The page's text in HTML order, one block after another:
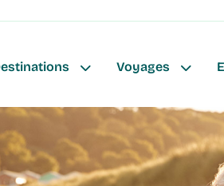
Destinations Voyages